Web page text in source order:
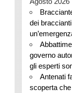
dei
governo
gli esperti
Antenati
scoperta